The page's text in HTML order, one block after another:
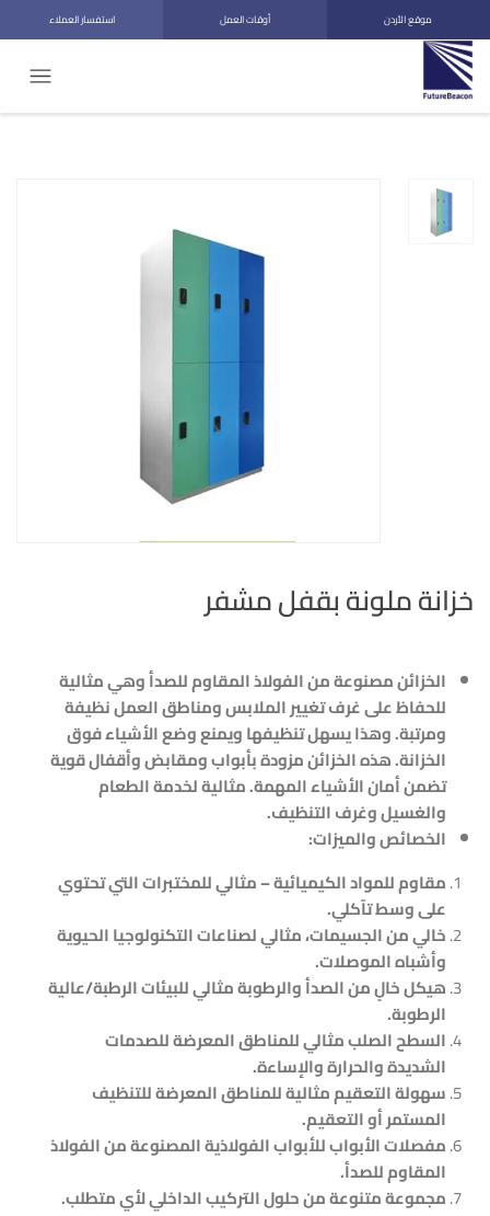
موقع الأردن أوقات العمل استفسار العملاء
خزانة ملونة بقفل مشفر
الخزائن مصنوعة من الفولاذ المقاوم للصدأ وهي مثالية
للحفاظ على غرف تغيير الملابس ومناطق العمل نظيفة
ومرتبة. وهذا يسهل تنظيفها ويمنع وضع الأشياء فوق
الخزانة. هذه الخزائن مزودة بأبواب ومقابض وأقفال قوية
تضمن أمان الأشياء المهمة. مثالية لخدمة الطعام
والغسيل وغرف التنظيف.
الخصائص والميزات:
مقاوم للمواد الكيميائية – مثالي للمختبرات التي تحتوي
على وسط تآكلي.
خالي من الجسيمات، مثالي لصناعات التكنولوجيا الحيوية
وأشباه الموصلات.
هيكل خالٍ من الصدأ والرطوبة مثالي للبيئات الرطبة/عالية
الرطوبة.
السطح الصلب مثالي للمناطق المعرضة للصدمات
الشديدة والحرارة والإساءة.
سهولة التعقيم مثالية للمناطق المعرضة للتنظيف
المستمر أو التعقيم.
مفصلات الأبواب للأبواب الفولاذية المصنوعة من الفولاذ
المقاوم للصدأ.
مجموعة متنوعة من حلول التركيب الداخلي لأي متطلب.